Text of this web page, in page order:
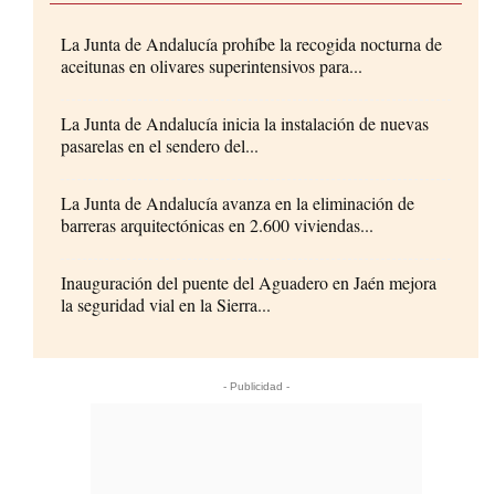
La Junta de Andalucía prohíbe la recogida nocturna de
aceitunas en olivares superintensivos para...
La Junta de Andalucía inicia la instalación de nuevas
pasarelas en el sendero del...
La Junta de Andalucía avanza en la eliminación de
barreras arquitectónicas en 2.600 viviendas...
Inauguración del puente del Aguadero en Jaén mejora
la seguridad vial en la Sierra...
- Publicidad -